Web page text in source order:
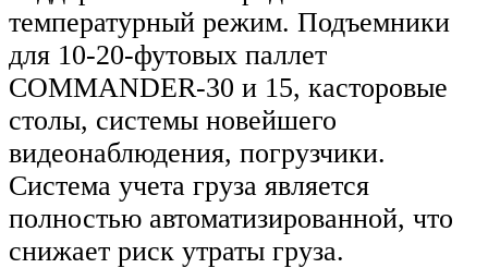
температурный режим. Подъемники
для 10-20-футовых паллет
COMMANDER-30 и 15, касторовые
столы, системы новейшего
видеонаблюдения, погрузчики.
Система учета груза является
полностью автоматизированной, что
снижает риск утраты груза.